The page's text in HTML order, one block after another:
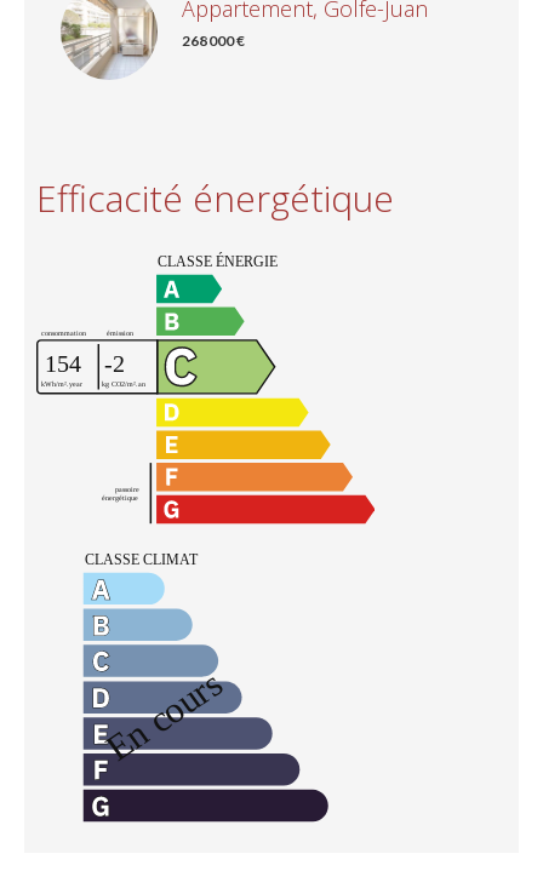
Appartement, Golfe-Juan
268 000 €
Efficacité énergétique